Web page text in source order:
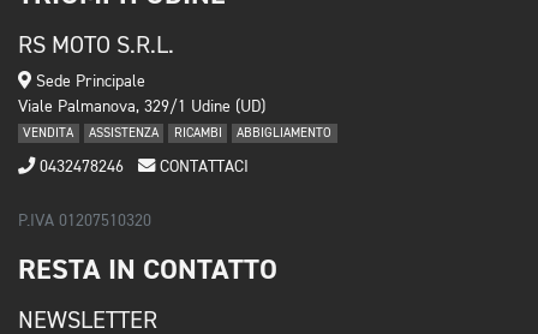
RS MOTO S.R.L.
Sede Principale
Viale Palmanova, 329/1 Udine (UD)
VENDITA ASSISTENZA RICAMBI ABBIGLIAMENTO
0432478246 CONTATTACI
P.IVA 01207510320
RESTA IN CONTATTO
NEWSLETTER